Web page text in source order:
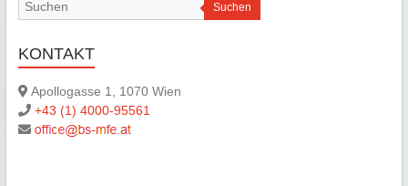
Suchen
KONTAKT
Apollogasse 1, 1070 Wien
+43 (1) 4000-95561